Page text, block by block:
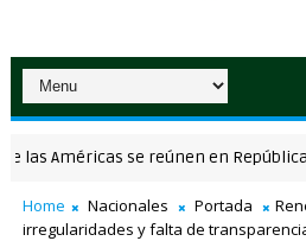
se reúnen en República
Home Nacionales Portada
irregularidades y falta de